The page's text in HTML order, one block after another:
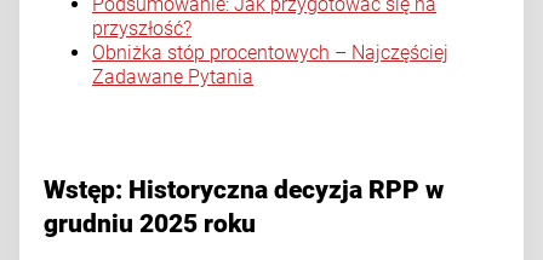
przyszłość?
Obniżka stóp procentowych – Najczęściej
Zadawane Pytania
Wstęp: Historyczna decyzja RPP w
grudniu 2025 roku